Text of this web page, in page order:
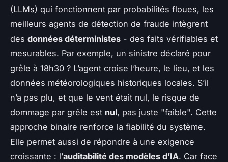
(LLMs) qui fonctionnent par probabilités floues, les
meilleurs agents de détection de fraude intègrent
des données déterministes - des faits vérifiables et
mesurables. Par exemple, un sinistre déclaré pour
grêle à 18h30 ? L’agent croise l’heure, le lieu, et les
données météorologiques historiques locales. S’il
n’a pas plu, et que le vent était nul, le risque de
dommage par grêle est nul, pas juste "faible". Cette
approche binaire renforce la fiabilité du système.
Elle permet aussi de répondre à une exigence
croissante : l’auditabilité des modèles d’IA. Car face